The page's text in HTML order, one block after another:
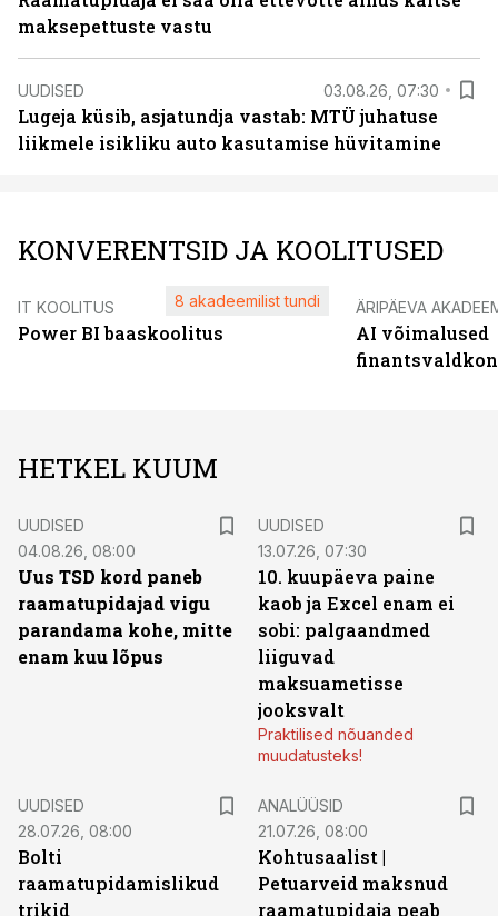
maksepettuste vastu
UUDISED 03.08.26, 07:30
Lugeja küsib, asjatundja vastab: MTÜ juhatuse
liikmele isikliku auto kasutamise hüvitamine
KONVERENTSID JA KOOLITUSED
IT KOOLITUS
Power BI baaskoolitus
8 akadeemilist tundi ÄRIPÄEVA
AI võimalused
HETKEL KUUM
UUDISED
04.08.26, 08:00
Uus TSD kord paneb
raamatupidajad vigu
parandama kohe, mitte
enam kuu lõpus
UUDISED
13.07.26, 07:30
10. kuupäeva paine
kaob ja Excel enam ei
sobi: palgaandmed
liiguvad
maksuametisse
jooksvalt
Praktilised nõuanded
muudatusteks!
UUDISED
28.07.26, 08:00
Bolti
raamatupidamislikud
trikid
ANALÜÜSID
21.07.26, 08:00
Kohtusaalist |
Petuarveid maksnud
raamatupidaja peab